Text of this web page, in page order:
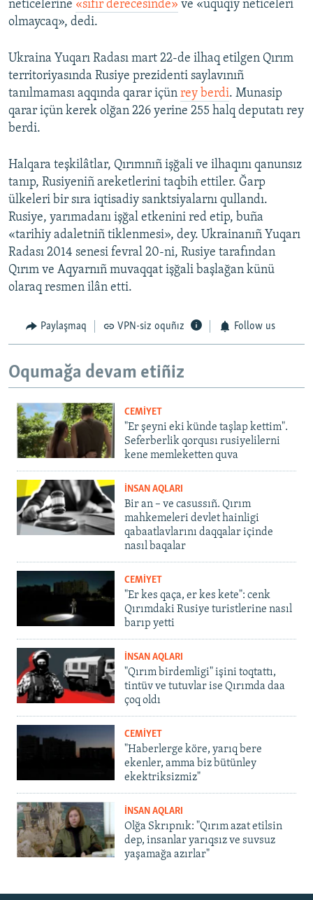
neticelerine «sıfır derecesinde» ve «uquqiy neticeleri
olmaycaq», dedi.
Ukraina Yuqarı Radası mart 22-de ilhaq etilgen Qırım
territoriyasında Rusiye prezidenti saylavınıñ
tanılmaması aqqında qarar içün rey berdi. Munasip
qarar içün kerek olğan 226 yerine 255 halq deputatı rey
berdi.
Halqara teşkilâtlar, Qırımnıñ işğali ve ilhaqını qanunsız
tanıp, Rusiyeniñ areketlerini taqbih ettiler. Ğarp
ülkeleri bir sıra iqtisadiy sanktsiyalarnı qullandı.
Rusiye, yarımadanı işğal etkenini red etip, buña
«tarihiy adaletniñ tiklenmesi», dey. Ukrainanıñ Yuqarı
Radası 2014 senesi fevral 20-ni, Rusiye tarafından
Qırım ve Aqyarnıñ muvaqqat işğali başlağan künü
olaraq resmen ilân etti.
Paylaşmaq VPN-siz oquñız Follow us
Oqumağa devam etiñiz
CEMİYET
"Er şeyni eki künde taşlap kettim".
Seferberlik qorqusı rusiyelilerni
kene memleketten quva
İNSAN AQLARI
Bir an – ve casussıñ. Qırım
mahkemeleri devlet hainligi
qabaatlavlarını daqqalar içinde
nasıl baqalar
CEMİYET
"Er kes qaça, er kes kete": cenk
Qırımdaki Rusiye turistlerine nasıl
barıp yetti
İNSAN AQLARI
"Qırım birdemligi" işini toqtattı,
tintüv ve tutuvlar ise Qırımda daa
çoq oldı
CEMİYET
"Haberlerge köre, yarıq bere
ekenler, amma biz bütünley
ekektriksizmiz"
İNSAN AQLARI
Olğa Skrıpnık: "Qırım azat etilsin
dep, insanlar yarıqsız ve suvsuz
yaşamağa azırlar"